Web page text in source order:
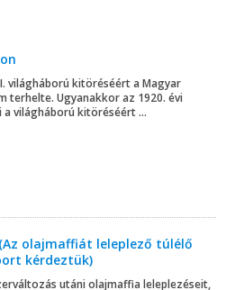
világháború kitöréséért a Magyar
terhelte. Ugyanakkor az 1920. évi
a világháború kitöréséért ...
olajmaffiát leleplező túlélő
kérdeztük)
utáni olajmaffia leleplezéseit,